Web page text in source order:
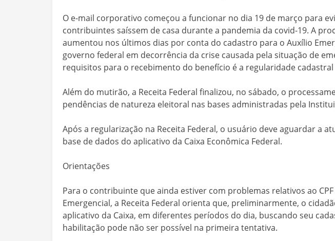
O e-mail corporativo começou a funcionar no dia 19 de março para
contribuintes saíssem de casa durante a pandemia da covid-19. A
aumentou nos últimos dias por conta do cadastro para o Auxílio
governo federal em decorrência da crise causada pela situação de
requisitos para o recebimento do benefício é a regularidade cadastral
Além do mutirão, a Receita Federal finalizou, no sábado, o
pendências de natureza eleitoral nas bases administradas pela
Após a regularização na Receita Federal, o usuário deve aguardar a
base de dados do aplicativo da Caixa Econômica Federal.
Orientações
Para o contribuinte que ainda estiver com problemas relativos ao
Emergencial, a Receita Federal orienta que, preliminarmente, o
aplicativo da Caixa, em diferentes períodos do dia, buscando seu
habilitação pode não ser possível na primeira tentativa.